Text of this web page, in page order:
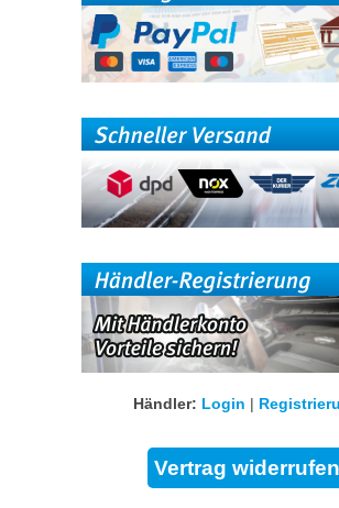
Händler: Login |